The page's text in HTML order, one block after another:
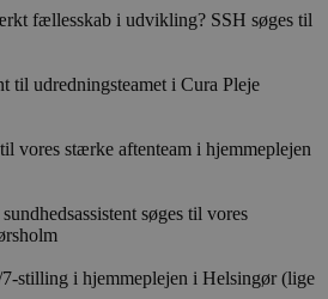
fællesskab i udvikling? SSH søges til
til udredningsteamet i Cura Pleje
vores stærke aftenteam i hjemmeplejen
søges til vores
stilling i hjemmeplejen i Helsingør (lige